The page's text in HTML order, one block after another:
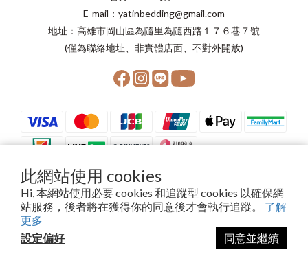
此網站使用 cookies
Hi, 本網站使用必要 cookies 和追蹤型 cookies 以確保網
站服務，後者將在獲得你的同意後才會執行追蹤。 了解
更多
設定偏好
同意並繼續
E-mail：yatinbedding@gmail.com
地址：高雄市岡山區為隨里為隨西路１７６巷７號
(僅為聯絡地址、非實體店面、不對外開放)
Copyright©2024 晨星寢具有限公司